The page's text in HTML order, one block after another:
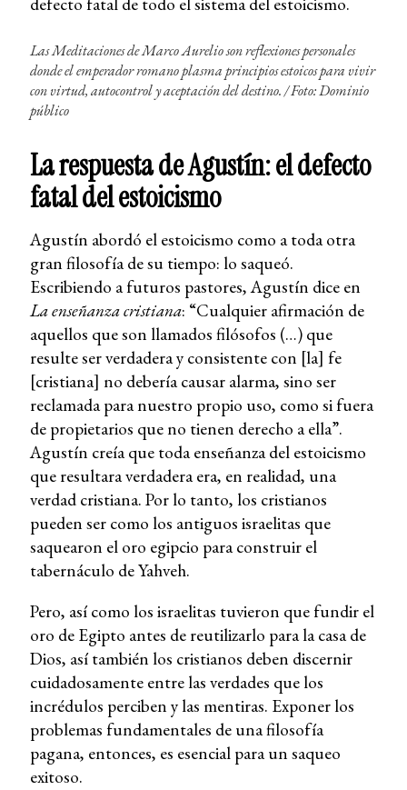
LasMeditacionesde Marco Aurelio son reflexiones personales
donde el emperador romano plasma principios estoicos para vivir
con virtud, autocontrol y aceptación del destino. / Foto: Dominio
público
La respuesta de Agustín: el defecto
fatal del estoicismo
Agustín abordó el estoicismo como a toda otra
gran filosofía de su tiempo: lo saqueó.
Escribiendo a futuros pastores, Agustín dice en
La enseñanza cristiana: “Cualquier afirmación de
aquellos que son llamados filósofos (…) que
resulte ser verdadera y consistente con [la] fe
[cristiana] no debería causar alarma, sino ser
reclamada para nuestro propio uso, como si fuera
de propietarios que no tienen derecho a ella”.
Agustín creía que toda enseñanza del estoicismo
que resultara verdadera era, en realidad, una
verdad cristiana. Por lo tanto, los cristianos
pueden ser como los antiguos israelitas que
saquearon el oro egipcio para construir el
tabernáculo de Yahveh.
Pero, así como los israelitas tuvieron que fundir el
oro de Egipto antes de reutilizarlo para la casa de
Dios, así también los cristianos deben discernir
cuidadosamente entre las verdades que los
incrédulos perciben y las mentiras. Exponer los
problemas fundamentales de una filosofía
pagana, entonces, es esencial para un saqueo
exitoso.